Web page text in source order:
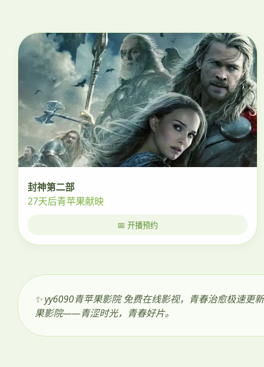
封神第二部
27天后青苹果献映
📅 开播预约
✨ yy6090青苹果影院 免费在线影视，青春治愈极速
果影院——青涩时光，青春好片。